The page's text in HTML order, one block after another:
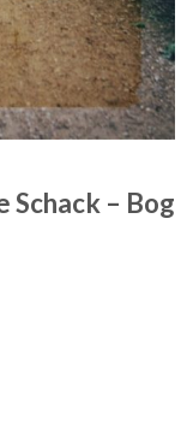
Schack – Bog